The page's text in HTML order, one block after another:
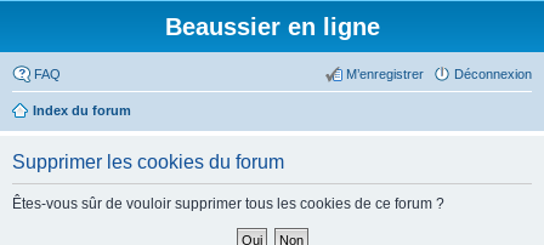
Beaussier en ligne
FAQ Déconnexion
M’enregistrer
Index du forum
Supprimer les cookies du forum
Êtes-vous sûr de vouloir supprimer tous les cookies de ce forum ?